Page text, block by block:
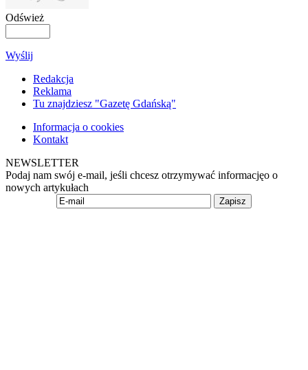
Odśwież
Wyślij
Redakcja
Reklama
Tu znajdziesz "Gazetę Gdańską"
Informacja o cookies
Kontakt
NEWSLETTER
Podaj nam swój e-mail, jeśli chcesz otrzymywać informacjęo o
nowych artykułach
Zapisz